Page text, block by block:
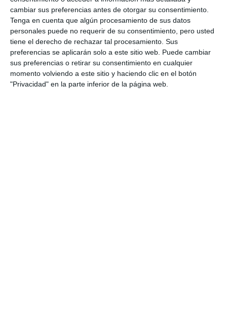
cambiar sus preferencias antes de otorgar su consentimiento.
Tenga en cuenta que algún procesamiento de sus datos
personales puede no requerir de su consentimiento, pero usted
tiene el derecho de rechazar tal procesamiento. Sus
preferencias se aplicarán solo a este sitio web. Puede cambiar
sus preferencias o retirar su consentimiento en cualquier
momento volviendo a este sitio y haciendo clic en el botón
"Privacidad" en la parte inferior de la página web.